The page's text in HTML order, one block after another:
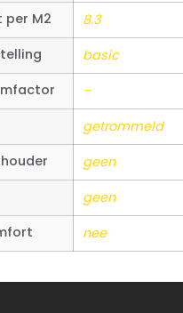
per M2
8.3
basic
–
getrommeld
geen
geen
nee